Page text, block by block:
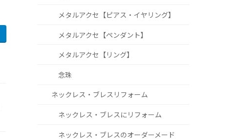
メタルアクセ【ピアス・イヤリング】
メタルアクセ【ペンダント】
メタルアクセ【リング】
念珠
ネックレス・ブレスリフォーム
ネックレス・ブレスにリフォーム
ネックレス・ブレスのオーダーメード